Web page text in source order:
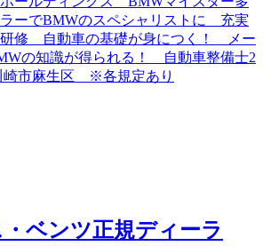
・ベンツ正規ディーラ